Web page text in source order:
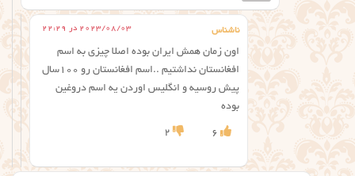
ناشناس 2023/08/03 در 22:29
اون زمان همش ایران بوده اصلا چیزی به اسم
افغانستان نداشتیم ..اسم افغانستان رو ۱۰۰سال
پیش روسیه و انگلیس اوردن یه اسم دروغین
بوده
6
2